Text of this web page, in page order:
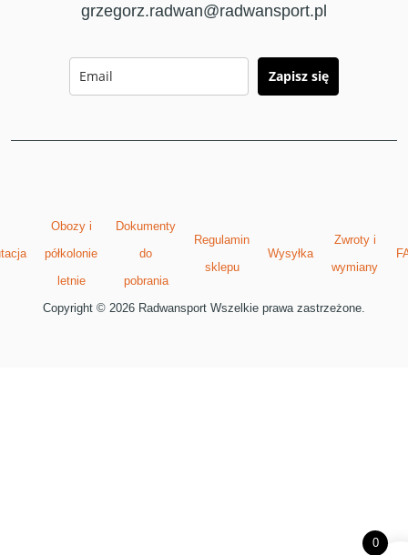
grzegorz.radwan@radwansport.pl
Zapisz się
Obozy i
półkolonie
letnie
Dokumenty
do
pobrania
Regulamin
sklepu
Wysyłka
Zwroty i
wymiany
Copyright © 2026 Radwansport Wszelkie prawa zastrzeżone.
0